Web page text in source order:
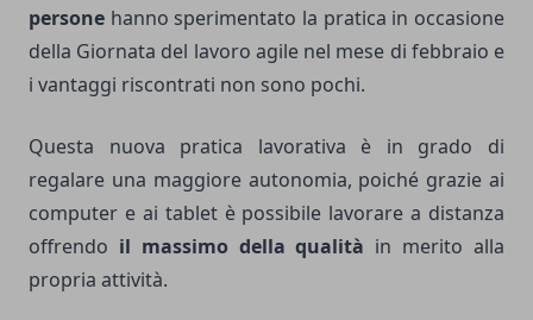
persone hanno sperimentato la pratica in occasione
della Giornata del lavoro agile nel mese di febbraio e
i vantaggi riscontrati non sono pochi.
Questa nuova pratica lavorativa è in grado di
regalare una maggiore autonomia, poiché grazie ai
computer e ai tablet è possibile lavorare a distanza
offrendo il massimo della qualità in merito alla
propria attività.